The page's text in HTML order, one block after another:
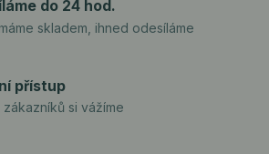
do 24 hod.
skladem, ihned odesíláme
přístup
zákazníků si vážíme